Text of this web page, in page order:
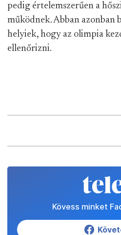
pedig értelemszerűen a
működnek. Abban azonban
helyiek, hogy az olimpia
ellenőrizni.
Kövess minket